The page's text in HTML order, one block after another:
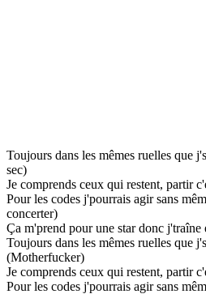
Toujours dans les mêmes ruelles que
sec)
Je comprends ceux qui restent, partir
Pour les codes j'pourrais agir sans
concerter)
Ça m'prend pour une star donc
Toujours dans les mêmes ruelles que
(Motherfucker)
Je comprends ceux qui restent, partir
Pour les codes j'pourrais agir sans